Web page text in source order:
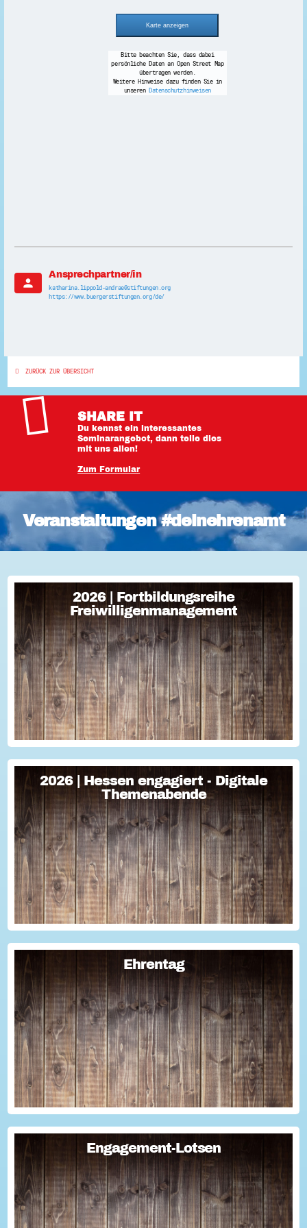
Bitte beachten Sie, dass dabei
persönliche Daten an Open Street Map
übertragen werden.
Weitere Hinweise dazu finden Sie in
unseren Datenschutzhinweisen
person
Ansprechpartner/in
katharina.lippold-andrae@stiftungen.org
https://www.buergerstiftungen.org/de/
ZURÜCK ZUR ÜBERSICHT
SHARE IT
Du kennst ein interessantes
Seminarangebot, dann teile dies
mit uns allen!
Zum Formular
Veranstaltungen #deinehrenamt
2026 | Fortbildungsreihe
Freiwilligenmanagement
2026 | Fortbildungsreihe
Freiwilligenmanagement
Freiwilligenmanagement Kompakt Strategisches
Freiwilligenmanagement und praktische Umsetzung Im Fokus
Teil 1 Für Engagement begeistern: Freiwillige gewinnen Im
Fokus Teil 2 Eine Frage der H...
2026 | Hessen engagiert - Digitale
Themenabende
2026 | Hessen engagiert - Digitale
Themenabende
Sie haben Fragen zum Thema "Versicherung im Ehrenamt"?
Oder wollten schon immer mal lernen, wie man Engagement-
Geschichten für die Öffentlichkeitsarbeit des Vereins
nutzen kann? Dann haben wir da was!...
Ehrentag
Ehrentag
Macht den Ehrentag mit eurer Aktion zu eurem "hessischen
Ehrentag"...
Engagement-Lotsen
Engagement-Lotsen
Engagement-Lotsen tragen zu einer lebendigen
Engagementkultur und damit zu einer höheren
Lebensqualität für sich und andere bei. Sie bringen ihre
Erfahrungen im bürgerschaftlichen Engagement ein und ü...